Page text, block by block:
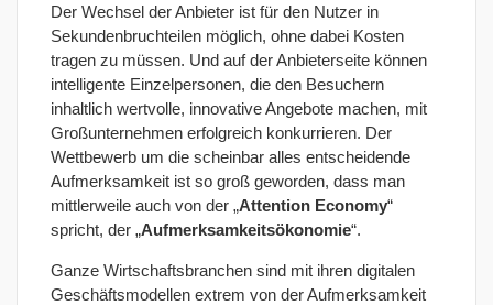
Der Wechsel der Anbieter ist für den Nutzer in
Sekundenbruchteilen möglich, ohne dabei Kosten
tragen zu müssen. Und auf der Anbieterseite können
intelligente Einzelpersonen, die den Besuchern
inhaltlich wertvolle, innovative Angebote machen, mit
Großunternehmen erfolgreich konkurrieren. Der
Wettbewerb um die scheinbar alles entscheidende
Aufmerksamkeit ist so groß geworden, dass man
mittlerweile auch von der „Attention Economy“
spricht, der „Aufmerksamkeitsökonomie“.
Ganze Wirtschaftsbranchen sind mit ihren digitalen
Geschäftsmodellen extrem von der Aufmerksamkeit